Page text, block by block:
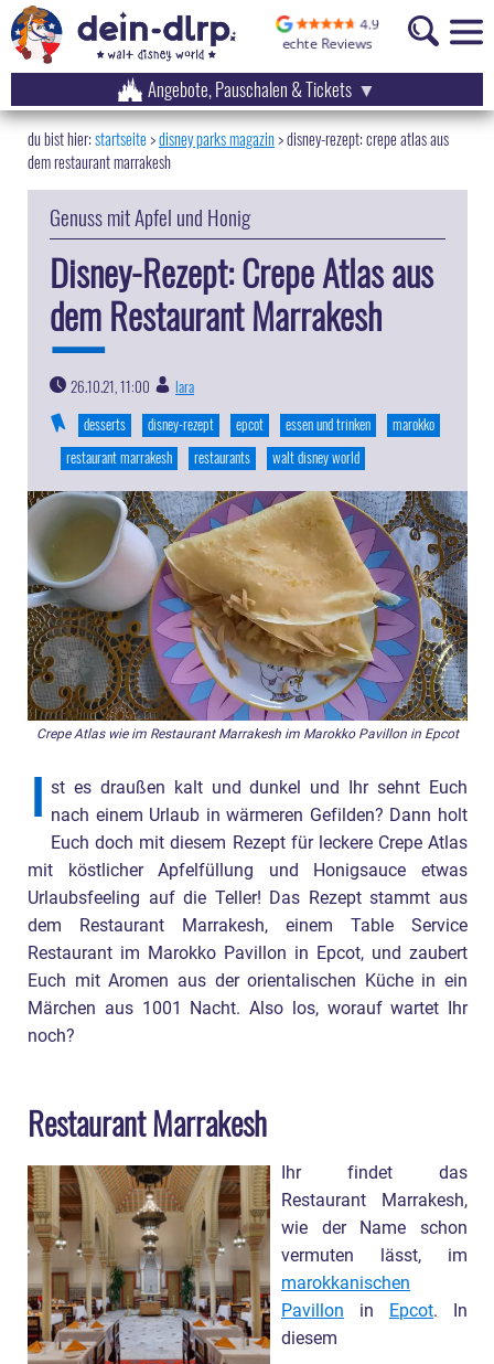
Angebote, Pauschalen & Tickets
startseite disney parks magazin>disney-rezept: crepe atlas aus
dem restaurant marrakesh
Genuss mit Apfel und Honig
Disney-Rezept: Crepe Atlas aus
dem Restaurant Marrakesh
26.10.21, 11:00
lara
desserts
disney-rezept epcot essen und trinken
marokko
restaurant marrakesh
restaurants walt disney world
Crepe Atlas wie im Restaurant Marrakesh im Marokko Pavillon in Epcot
I st es draußen kalt und dunkel und Ihr sehnt Euch
nach einem Urlaub in wärmeren Gefilden? Dann holt
Euch doch mit diesem Rezept für leckere Crepe Atlas
mit köstlicher Apfelfüllung und Honigsauce etwas
Urlaubsfeeling auf die Teller! Das Rezept stammt aus
dem Restaurant Marrakesh, einem Table Service
Restaurant im Marokko Pavillon in Epcot, und zaubert
Euch mit Aromen aus der orientalischen Küche in ein
Märchen aus 1001 Nacht. Also los, worauf wartet Ihr
noch?
Restaurant Marrakesh
Ihr findet das
Restaurant Marrakesh,
wie der Name schon
vermuten lässt, im
marokkanischen
Pavillon in Epcot. In
diesem